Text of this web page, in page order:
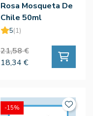
Rosa Mosqueta De
Chile 50ml
5(1)
21,58 €
18,34 €
-15%